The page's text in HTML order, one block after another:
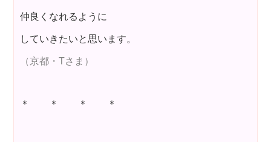
仲良くなれるように
していきたいと思います。
（京都・Tさま）
＊ ＊ ＊ ＊